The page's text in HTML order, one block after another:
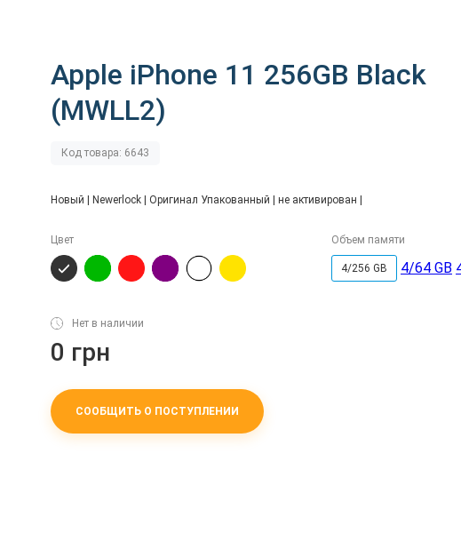
Apple iPhone 11 256GB Black
(MWLL2)
Код товара: 6643
Новый | Newerlock | Оригинал Упакованный | не активирован |
Цвет Объем памяти
4/256 GB 4/64 GB
Нет в наличии
0 грн
СООБЩИТЬ О ПОСТУПЛЕНИИ